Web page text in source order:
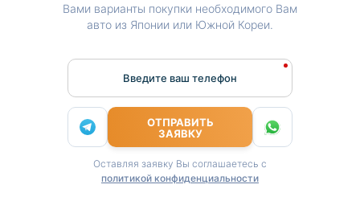
Вами варианты покупки необходимого Вам
авто из Японии или Южной Кореи.
Введите ваш телефон
ОТПРАВИТЬ
ЗАЯВКУ
Оставляя заявку Вы соглашаетесь с
политикой конфиденциальности